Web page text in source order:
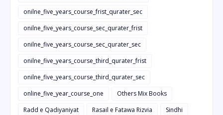
onilne_five_years_course_frist_qurater_sec
onilne_five_years_course_sec_qurater_frist
onilne_five_years_course_sec_qurater_sec
onilne_five_years_course_third_qurater_frist
onilne_five_years_course_third_qurater_sec
online_five_year_course_one
Others Mix Books
Radd e Qadiyaniyat
Rasail e Fatawa Rizvia Sindhi